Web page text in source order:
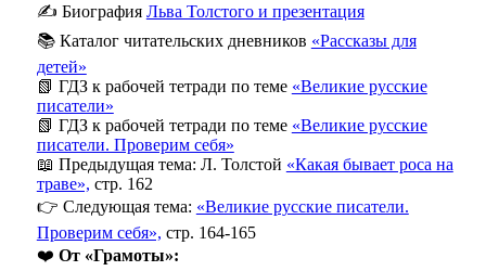
✍️ Биография Льва Толстого и презентация
📚 Каталог читательских дневников «Рассказы для
детей»
📗 ГДЗ к рабочей тетради по теме «Великие русские
писатели»
📗 ГДЗ к рабочей тетради по теме «Великие русские
писатели. Проверим себя»
📖 Предыдущая тема: Л. Толстой «Какая бывает роса на
траве», стр. 162
👉 Следующая тема: «Великие русские писатели.
Проверим себя», стр. 164-165
❤️ От «Грамоты»: